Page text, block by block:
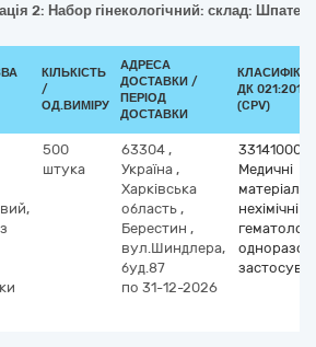
2: Набор гінекологічний: склад:
КІЛЬКІСТЬ
/
ОД.ВИМІРУ
АДРЕСА
ДОСТАВКИ /
ПЕРІОД
ДОСТАВКИ
ДК 021:2015
(CPV)
500
штука
63304 ,
Україна ,
Харківська
область ,
Берестин ,
вул.Шиндлера,
буд.87
по 31-12-2026
33141000-0
Медичні
матеріали
нехімічні та